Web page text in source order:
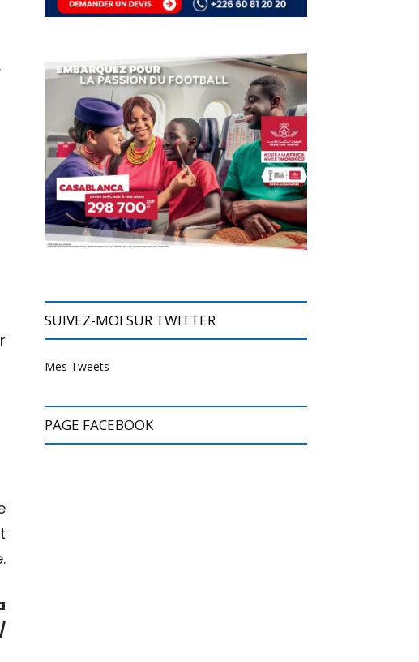
SUIVEZ-MOI SUR TWITTER
Mes Tweets
PAGE FACEBOOK